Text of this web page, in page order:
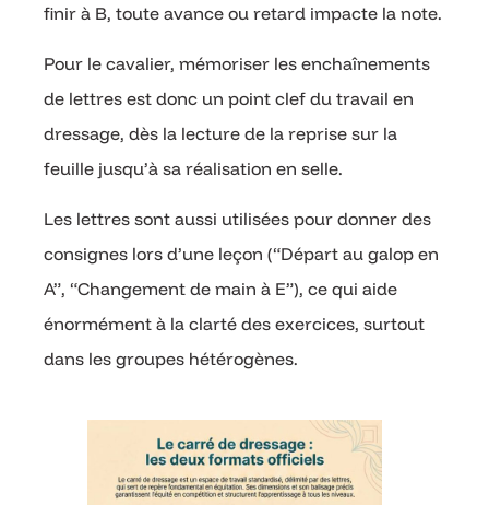
finir à B, toute avance ou retard impacte la note.
Pour le cavalier, mémoriser les enchaînements
de lettres est donc un point clef du travail en
dressage, dès la lecture de la reprise sur la
feuille jusqu’à sa réalisation en selle.
Les lettres sont aussi utilisées pour donner des
consignes lors d’une leçon (“Départ au galop en
A”, “Changement de main à E”), ce qui aide
énormément à la clarté des exercices, surtout
dans les groupes hétérogènes.